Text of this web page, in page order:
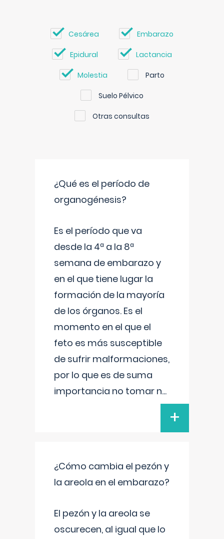
Cesárea Embarazo
Epidural Lactancia
Molestia Parto
Suelo Pélvico
Otras consultas
¿Qué es el período de
organogénesis?
Es el período que va
desde la 4ª a la 8ª
semana de embarazo y
en el que tiene lugar la
formación de la mayoría
de los órganos. Es el
momento en el que el
feto es más susceptible
de sufrir malformaciones,
por lo que es de suma
importancia no tomar n...
+
¿Cómo cambia el pezón y
la areola en el embarazo?
El pezón y la areola se
oscurecen, al igual que lo